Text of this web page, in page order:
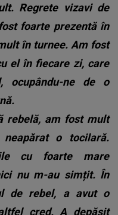
Regrete vizavi de
foarte prezentă în
în turnee. Am fost
el în fiecare zi, care
ocupându-ne de o
rebelă, am fost mult
o tocilară.
cu foarte mare
nu m-au simțit. În
de rebel, a avut o
cred. A depășit